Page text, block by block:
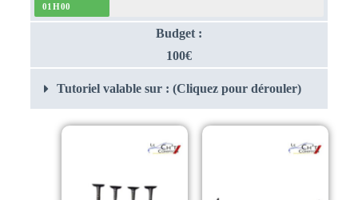
01H00
Budget :
100€
Tutoriel valable sur : (Cliquez pour dérouler)